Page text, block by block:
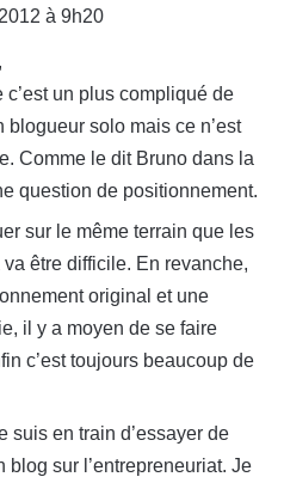
i
à 9h20
c’est un plus compliqué de
blogueur solo mais ce n’est
Comme le dit Bruno dans la
question de positionnement.
sur le même terrain que les
être difficile. En revanche,
original et une
il y a moyen de se faire
c’est toujours beaucoup de
suis en train d’essayer de
blog sur l’entrepreneuriat. Je